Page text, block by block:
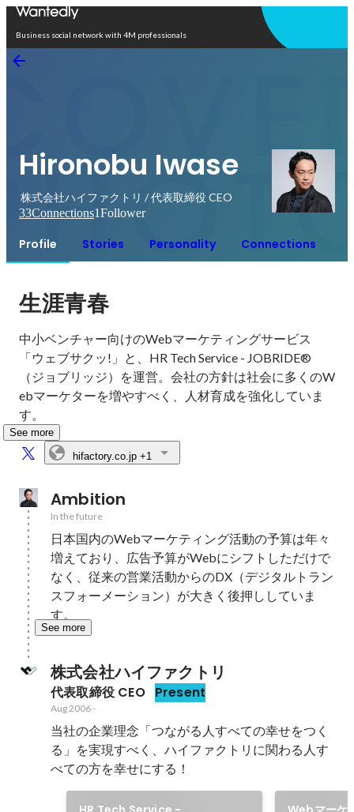
Business social network with 4M professionals
Hironobu Iwase
株式会社ハイファクトリ / 代表取締役 CEO
33Connections1Follower
Profile Stories Personality Connections
生涯青春
中小ベンチャー向けのWebマーケティングサービス
「ウェブサクッ!」と、HR Tech Service - JOBRIDE®
（ジョブリッジ）を運営。会社の方針は社会に多くのW
ebマーケターを増やすべく、人材育成を強化していま
す。
See more
hifactory.co.jp +1
Ambition
In the future
日本国内のWebマーケティング活動の予算は年々
増えており、広告予算がWebにシフトしただけで
なく、従来の営業活動からのDX（デジタルトラン
スフォーメーション）が大きく後押ししていま
す。
See more
株式会社ハイファクトリ
代表取締役 CEO Present
Aug 2006-
当社の企業理念「つながる人すべての幸せをつく
る」を実現すべく、ハイファクトリに関わる人す
べての方を幸せにする！